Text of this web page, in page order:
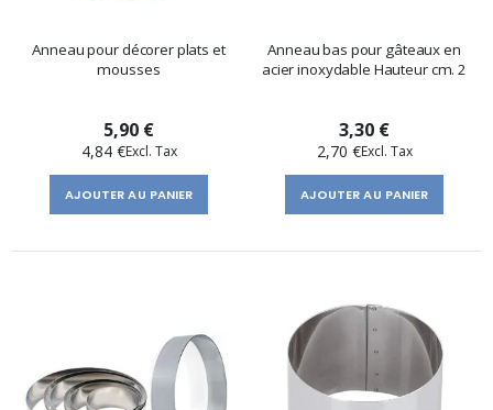
Anneau pour décorer plats et
mousses
5,90 €
4,84 €
AJOUTER AU PANIER
Anneau bas pour gâteaux en
acier inoxydable Hauteur cm. 2
3,30 €
2,70 €
AJOUTER AU PANIER